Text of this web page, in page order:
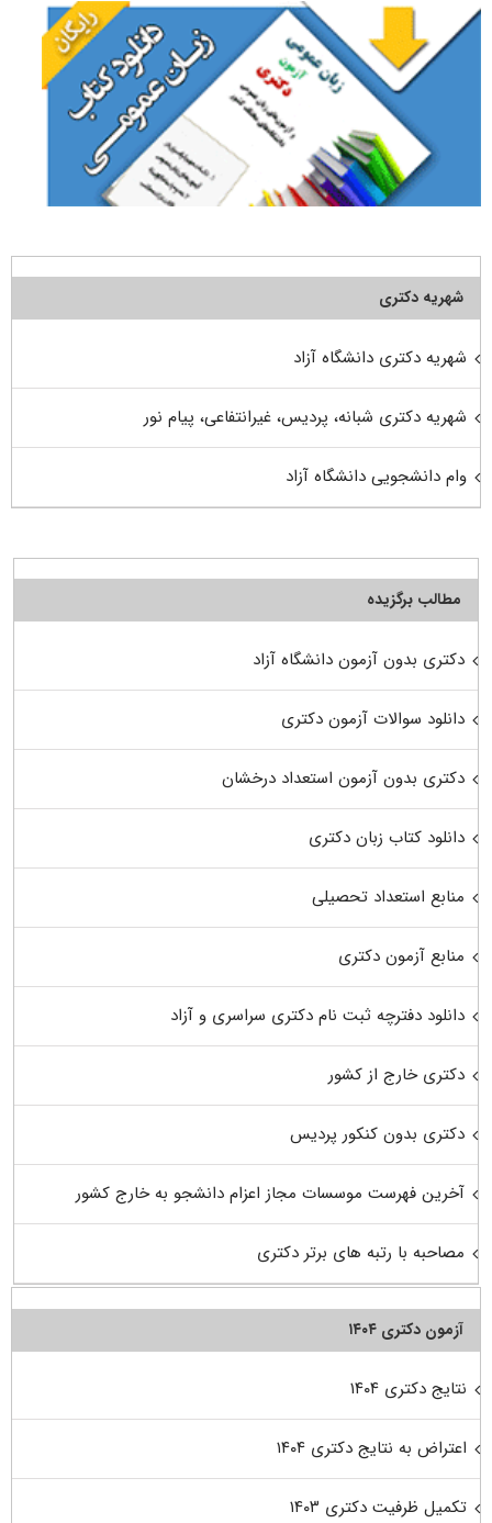
شهریه دکتری
شهریه دکتری دانشگاه آزاد
شهریه دکتری شبانه، پردیس، غیرانتفاعی، پیام نور
وام دانشجویی دانشگاه آزاد
مطالب برگزیده
دکتری بدون آزمون دانشگاه آزاد
دانلود سوالات آزمون دکتری
دکتری بدون آزمون استعداد درخشان
دانلود کتاب زبان دکتری
منابع استعداد تحصیلی
منابع آزمون دکتری
دانلود دفترچه ثبت نام دکتری سراسری و آزاد
دکتری خارج از کشور
دکتری بدون کنکور پردیس
آخرین فهرست موسسات مجاز اعزام دانشجو به خارج کشور
مصاحبه با رتبه های برتر دکتری
آزمون دکتری ۱۴۰۴
نتایج دکتری ۱۴۰۴
اعتراض به نتایج دکتری ۱۴۰۴
تکمیل ظرفیت دکتری ۱۴۰۳